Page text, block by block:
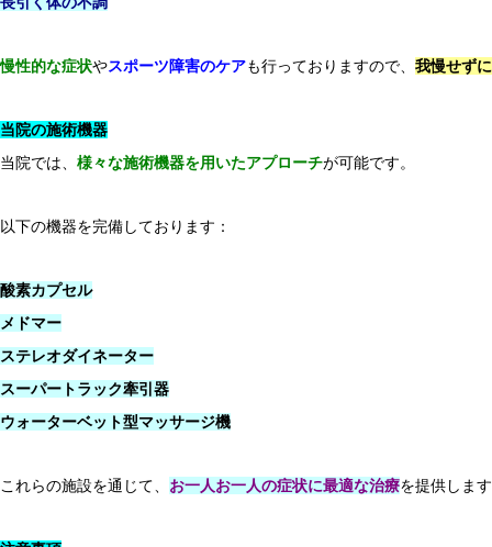
ばね指の原因と予防策
慢性的な症状やスポーツ障害のケアも行っておりますので、 我慢せず
当院の施術機器
当院では、 様々な施術機器を用いたアプローチが可能です。
以下の機器を完備しております：
酸素カプセル
メドマー
ステレオダイネーター
スーパートラック牽引器
ウォーターベット型マッサージ機
これらの施設を通じて、 お一人お一人の症状に最適な治療を提供しま